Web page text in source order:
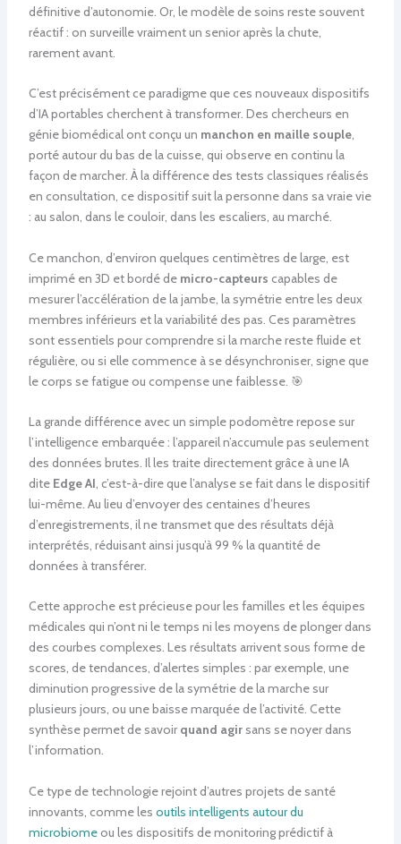
définitive d’autonomie. Or, le modèle de soins reste souvent
réactif : on surveille vraiment un senior après la chute,
rarement avant.
C’est précisément ce paradigme que ces nouveaux dispositifs
d’IA portables cherchent à transformer. Des chercheurs en
génie biomédical ont conçu un manchon en maille souple,
porté autour du bas de la cuisse, qui observe en continu la
façon de marcher. À la différence des tests classiques réalisés
en consultation, ce dispositif suit la personne dans sa vraie vie
: au salon, dans le couloir, dans les escaliers, au marché.
Ce manchon, d’environ quelques centimètres de large, est
imprimé en 3D et bordé de micro-capteurs capables de
mesurer l’accélération de la jambe, la symétrie entre les deux
membres inférieurs et la variabilité des pas. Ces paramètres
sont essentiels pour comprendre si la marche reste fluide et
régulière, ou si elle commence à se désynchroniser, signe que
le corps se fatigue ou compense une faiblesse. 🎯
La grande différence avec un simple podomètre repose sur
l’intelligence embarquée : l’appareil n’accumule pas seulement
des données brutes. Il les traite directement grâce à une IA
dite Edge AI, c’est-à-dire que l’analyse se fait dans le dispositif
lui-même. Au lieu d’envoyer des centaines d’heures
d’enregistrements, il ne transmet que des résultats déjà
interprétés, réduisant ainsi jusqu’à 99 % la quantité de
données à transférer.
Cette approche est précieuse pour les familles et les équipes
médicales qui n’ont ni le temps ni les moyens de plonger dans
des courbes complexes. Les résultats arrivent sous forme de
scores, de tendances, d’alertes simples : par exemple, une
diminution progressive de la symétrie de la marche sur
plusieurs jours, ou une baisse marquée de l’activité. Cette
synthèse permet de savoir quand agirsans se noyer dans
l’information.
Ce type de technologie rejoint d’autres projets de santé
innovants, comme les outils intelligents autour du
microbiomeou les dispositifs de monitoring prédictif à